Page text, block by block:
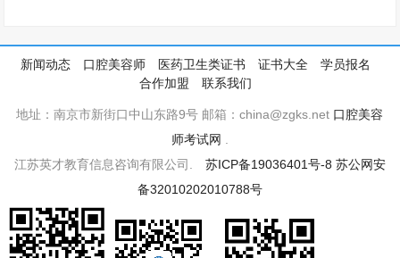
新闻动态 口腔美容师 医药卫生类证书 证书大全
学员报名
合作加盟
联系我们
地址：南京市新街口中山东路9号 邮箱：china@zgks.net 口腔美容
师考试网
江苏英才教育信息咨询有限公司. 苏ICP备19036401号-8 苏公网安
备32010202010788号